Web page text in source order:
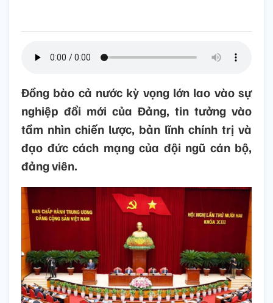
Đồng bào cả nước kỳ vọng lớn lao vào sự
nghiệp đổi mới của Đảng, tin tưởng vào
tầm nhìn chiến lược, bản lĩnh chính trị và
đạo đức cách mạng của đội ngũ cán bộ,
đảng viên.